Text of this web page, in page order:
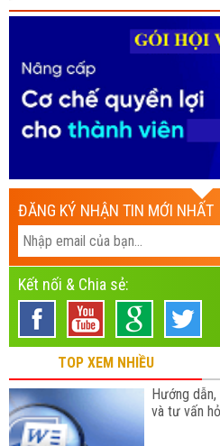
ĐĂNG KÝ NHẬN TIN MỚI NHẤT
Kết nối & Chia sẻ:
TOP XEM NHIỀU
Hướng
và tư vấn